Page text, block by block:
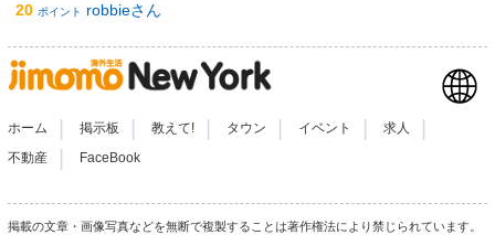
20 ポイント robbieさん
ホーム 掲示板 教えて! タウン イベント 求人
不動産 FaceBook
掲載の文章・画像写真などを無断で複製することは著作権法により禁じられています。